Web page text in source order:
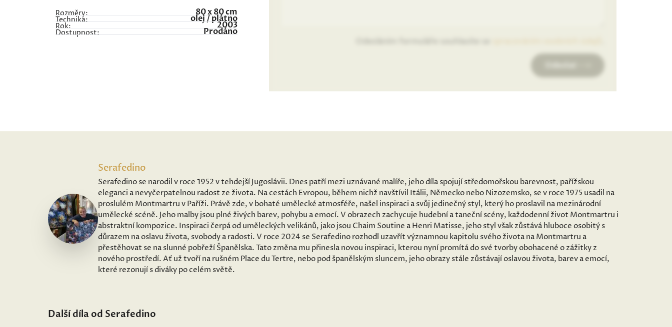
Rozměry: 80 x 80 cm
Technika: olej / plátno
Rok: 2003
Dostupnost: Prodáno
Serafedino
Serafedino se narodil v roce 1952 v tehdejší Jugoslávii. Dnes patří mezi uznávané malíře, jeho díla spojují středomořskou barevnost, pařížskou
eleganci a nevyčerpatelnou radost ze života. Na cestách Evropou, během nichž navštívil Itálii, Německo nebo Nizozemsko, se v roce 1975 usadil na
proslulém Montmartru v Paříži. Právě zde, v bohaté umělecké atmosféře, našel inspiraci a svůj jedinečný styl, který ho proslavil na mezinárodní
umělecké scéně. Jeho malby jsou plné živých barev, pohybu a emocí. V obrazech zachycuje hudební a taneční scény, každodenní život Montmartru i
abstraktní kompozice. Inspiraci čerpá od uměleckých velikánů, jako jsou Chaim Soutine a Henri Matisse, jeho styl však zůstává hluboce osobitý s
důrazem na oslavu života, svobody a radosti. V roce 2024 se Serafedino rozhodl uzavřít významnou kapitolu svého života na Montmartru a
přestěhovat se na slunné pobřeží Španělska. Tato změna mu přinesla novou inspiraci, kterou nyní promítá do své tvorby obohacené o zážitky z
nového prostředí. Ať už tvoří na rušném Place du Tertre, nebo pod španělským sluncem, jeho obrazy stále zůstávají oslavou života, barev a emocí,
které rezonují s diváky po celém světě.
Další díla od Serafedino